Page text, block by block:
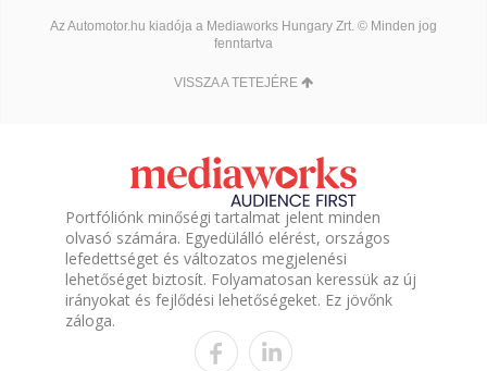
Az Automotor.hu kiadója a Mediaworks Hungary Zrt. © Minden jog
fenntartva
VISSZA A TETEJÉRE
Portfóliónk minőségi tartalmat jelent minden
olvasó számára. Egyedülálló elérést, országos
lefedettséget és változatos megjelenési
lehetőséget biztosít. Folyamatosan keressük az új
irányokat és fejlődési lehetőségeket. Ez jövőnk
záloga.